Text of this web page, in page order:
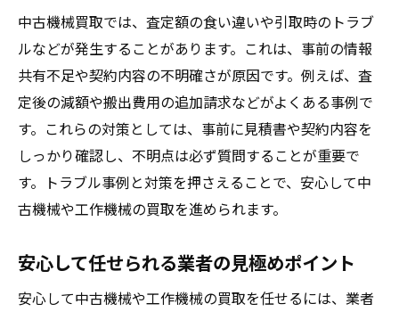
中古機械買取では、査定額の食い違いや引取時のトラブ
ルなどが発生することがあります。これは、事前の情報
共有不足や契約内容の不明確さが原因です。例えば、査
定後の減額や搬出費用の追加請求などがよくある事例で
す。これらの対策としては、事前に見積書や契約内容を
しっかり確認し、不明点は必ず質問することが重要で
す。トラブル事例と対策を押さえることで、安心して中
古機械や工作機械の買取を進められます。
安心して任せられる業者の見極めポイント
安心して中古機械や工作機械の買取を任せるには、業者